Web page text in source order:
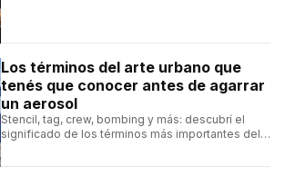
Los términos del arte urbano que
tenés que conocer antes de agarrar
un aerosol
Stencil, tag, crew, bombing y más: descubrí el
significado de los términos más importantes del